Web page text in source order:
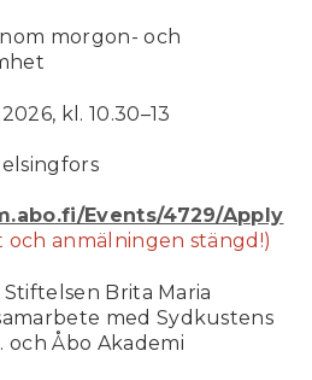
morgon- och
kl. 10.30–13
Events/4729/Apply
anmälningen stängd!)
Brita Maria
med Sydkustens
och Åbo Akademi